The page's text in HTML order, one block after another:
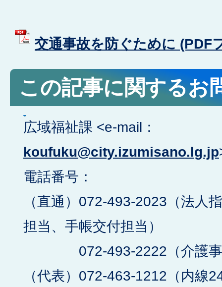
交通事故を防ぐために (PDF
この記事に関するお
広域福祉課 <e-mail：
koufuku@city.izumisano.lg.jp
電話番号：
（直通）072-493-2023（法人
担当、手帳交付担当）
072-493-2222（介護事
（代表）072-463-1212（内線